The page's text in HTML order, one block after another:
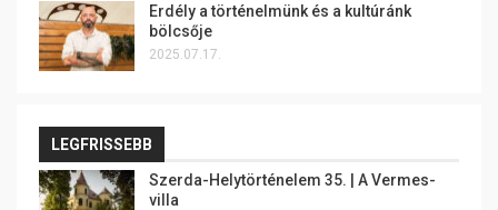
Erdély a történelmünk és a kultúránk
bölcsője
2025.07.17.
LEGFRISSEBB
Szerda-Helytörténelem 35. | A Vermes-
villa